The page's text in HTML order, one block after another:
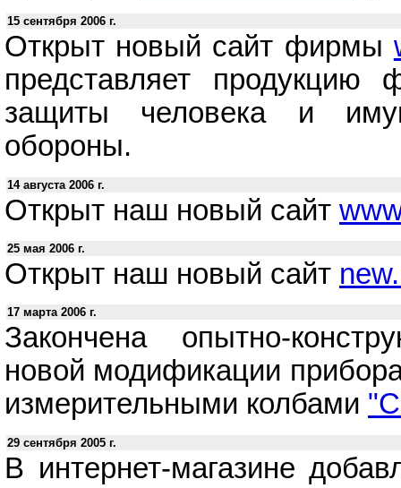
15 сентября 2006 г.
Открыт новый сайт фирмы
представляет
защиты человека и
обороны.
14 августа 2006 г.
Открыт наш новый сайт
25 мая 2006 г.
Открыт наш новый сайт
17 марта 2006 г.
Закончена опытно-
новой модификации
измерительными колбами
29 сентября 2005 г.
В интернет-магазине